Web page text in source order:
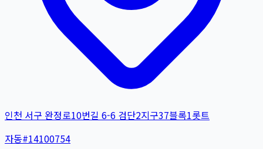
인천 서구 완정로10번길 6-6 검단2지구37블록1롯트
자동#14100754